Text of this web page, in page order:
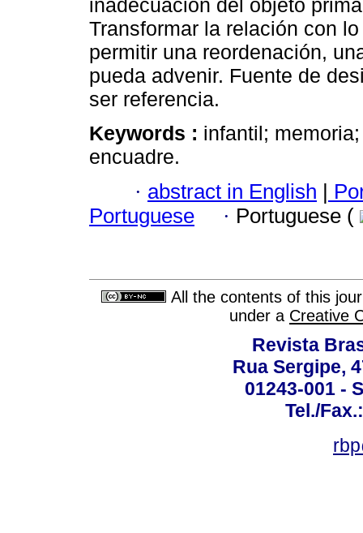
inadecuación del objeto
Transformar la relación con
permitir una reordenación,
pueda advenir. Fuente de
ser referencia.
Keywords : infantil;
encuadre.
· abstract in English |
Portuguese
· Portuguese (
All the contents of this
under a Creative
Revista
Rua Sergipe,
01243-001 -
Tel./